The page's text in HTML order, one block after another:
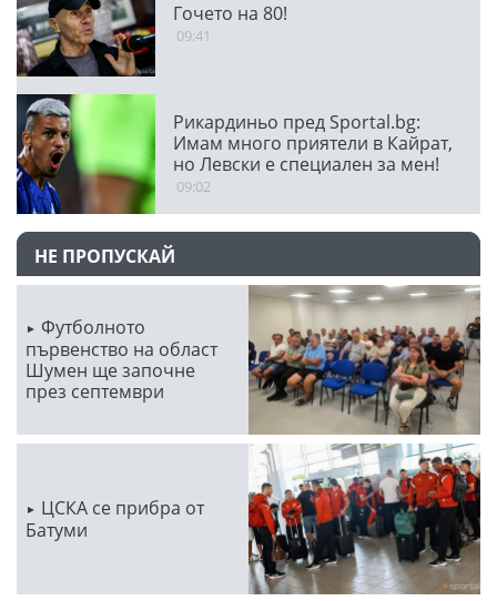
Гочето на 80!
09:41
Рикардиньо пред Sportal.bg:
Имам много приятели в Кайрат,
но Левски е специален за мен!
09:02
НЕ ПРОПУСКАЙ
Футболното
първенство на област
Шумен ще започне
през септември
ЦСКА се прибра от
Батуми